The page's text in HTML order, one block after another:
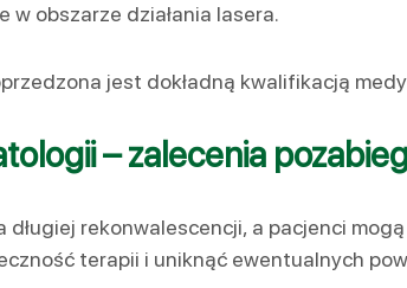
w obszarze działania lasera.
jest dokładną kwalifikacją
– zalecenia
rekonwalescencji, a pacjenci
terapii i uniknąć ewentualnych